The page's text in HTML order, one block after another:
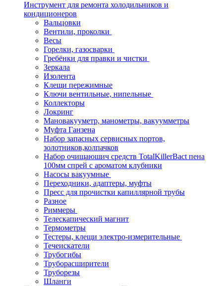
Инструмент для ремонта холодильников и
кондиционеров
Вальцовки
Вентили, проколки
Весы
Горелки, газосварки
Гребёнки для правки и чистки
Зеркала
Изолента
Клещи пережимные
Ключи вентильные, нипельные
Коллекторы
Локринг
Мановакууметр, манометры, вакуумметры
Муфта Ганзена
Набор запасных сервисных портов,
золотников,колпачков
Набор очищаюшич средств TotalKillerBact пена
100мм спрей с ароматом клубники
Насосы вакуумные
Переходники, адаптеры, муфты
Пресс для прочистки капиллярной трубы
Разное
Риммеры
Телескапический магнит
Термометры
Тестеры, клещи электро-измерительные
Течеискатели
Трубогибы
Труборасширители
Труборезы
Шланги